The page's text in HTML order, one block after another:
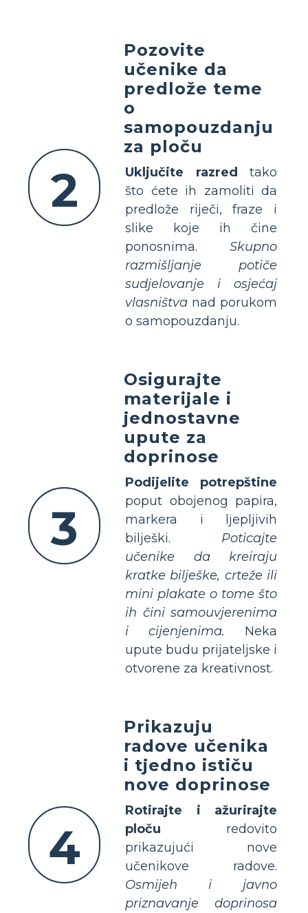
2
Pozovite
učenike da
predlože teme
o
samopouzdanju
za ploču
Uključite razred
tako
što ćete ih zamoliti da
predlože riječi, fraze i
slike koje ih čine
ponosnima. Skupno
razmišljanje potiče
sudjelovanje i osjećaj
vlasništva nad porukom
o samopouzdanju.
3
Osigurajte
materijale i
jednostavne
upute za
doprinose
Podijelite potrepštine
poput obojenog papira,
markera i ljepljivih
bilješki. Poticajte
učenike da kreiraju
kratke bilješke, crteže ili
mini plakate o tome što
ih čini samouvjerenima
i cijenjenima. Neka
upute budu prijateljske i
otvorene za kreativnost.
4
Prikazuju
radove učenika
i tjedno ističu
nove doprinose
Rotirajte i ažurirajte
ploču redovito
prikazujući nove
učenikove radove.
Osmijeh i javno
priznavanje doprinosa